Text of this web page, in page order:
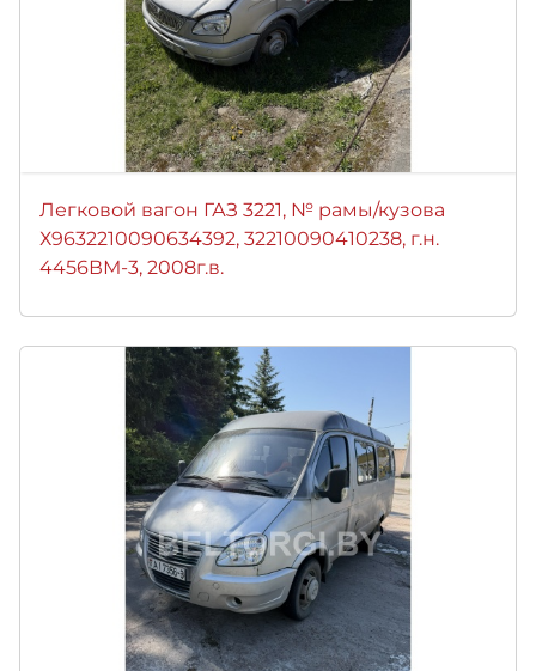
Легковой вагон ГАЗ 3221, № рамы/кузова
Х9632210090634392, 32210090410238, г.н.
4456ВМ-3, 2008г.в.